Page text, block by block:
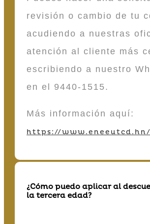
revisión o cambio de tu
acudiendo a nuestras
atención al cliente más
escribiendo a nuestro
en el 9440-1515.
Más información aquí:
https://
¿Cómo puedo aplicar al
la tercera edad?